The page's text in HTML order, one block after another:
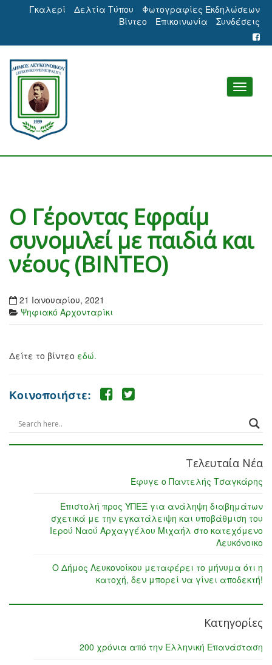
Γκαλερί Δελτία Τύπου
Φωτογραφίες Εκδηλώσεων
Βίντεο
Επικοινωνία Συνδέσεις
Ο Γέροντας Εφραίμ
συνομιλεί με παιδιά και
νέους (ΒΙΝΤΕΟ)
21 Ιανουαρίου, 2021
Ψηφιακό Αρχονταρίκι
Δείτε το βίντεο εδώ.
Κοινοποιήστε:
Τελευταία Νέα
Έφυγε ο Παντελής Τσαγκάρης
Επιστολή προς ΥΠΕΞ για ανάληψη διαβημάτων
σχετικά με την εγκατάλειψη και υποβάθμιση του
Ιερού Ναού Αρχαγγέλου Μιχαήλ στο κατεχόμενο
Λευκόνοικο
Ο Δήμος Λευκονοίκου μεταφέρει το μήνυμα ότι η
κατοχή, δεν μπορεί να γίνει αποδεκτή!
Κατηγορίες
200 χρόνια από την Ελληνική Επανάσταση